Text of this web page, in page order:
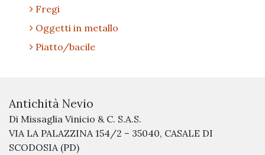
Fregi
Oggetti in metallo
Piatto/bacile
Antichità Nevio
Di Missaglia Vinicio & C. S.A.S.
VIA LA PALAZZINA 154/2 – 35040, CASALE DI
SCODOSIA (PD)